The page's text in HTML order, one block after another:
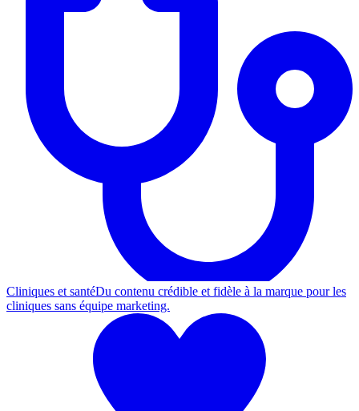
Cliniques et santéDu contenu crédible et fidèle à la marque pour les
cliniques sans équipe marketing.